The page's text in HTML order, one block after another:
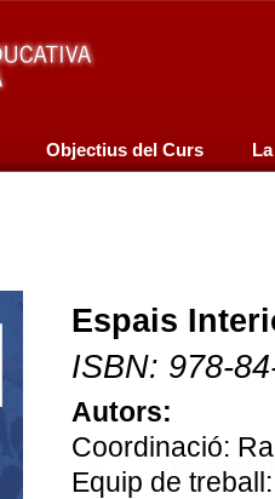
Objectius del Curs
Espais
ISBN: 978-
Autors:
Coordinació:
Equip de